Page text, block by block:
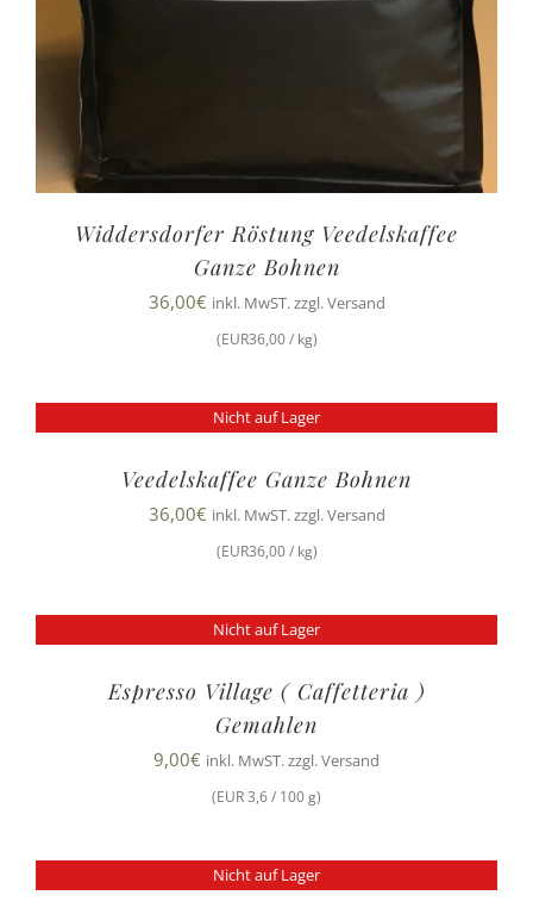
Widdersdorfer Röstung Veedelskaffee
Ganze Bohnen
36,00€ inkl. MwST. zzgl. Versand
(EUR36,00 / kg)
Nicht auf Lager
Veedelskaffee Ganze Bohnen
36,00€ inkl. MwST. zzgl. Versand
(EUR36,00 / kg)
Nicht auf Lager
Espresso Village ( Caffetteria )
Gemahlen
9,00€ inkl. MwST. zzgl. Versand
(EUR 3,6 / 100 g)
Nicht auf Lager